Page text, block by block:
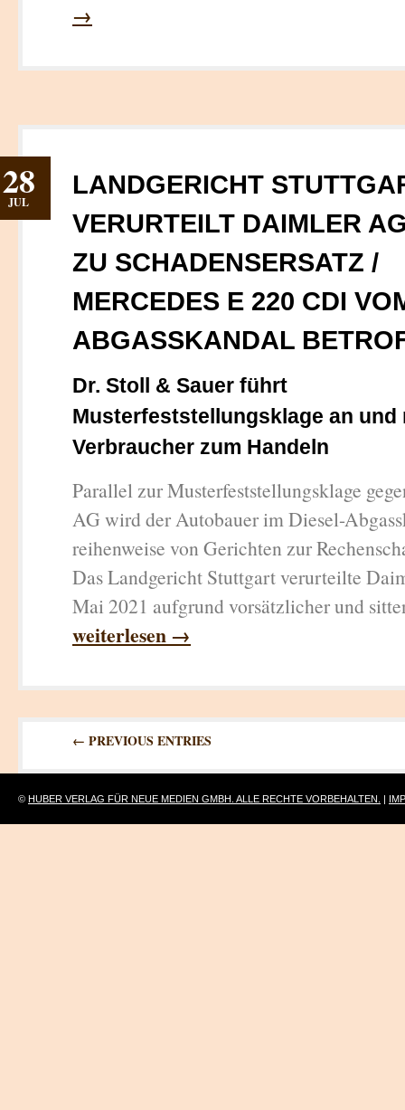
→
LANDGERICHT
VERURTEILT DAIMLER
ZU SCHADENSERSATZ /
MERCEDES E 220 CDI
ABGASSKANDAL
28
JUL
Dr. Stoll & Sauer führt
Musterfeststellungsklage an und
Verbraucher zum Handeln
Parallel zur Musterfeststellungsklage
AG wird der Autobauer im Diesel-
reihenweise von Gerichten zur
Das Landgericht Stuttgart verurteilte
Mai 2021 aufgrund vorsätzlicher und
weiterlesen →
← PREVIOUS ENTRIES
© HUBER VERLAG FÜR NEUE MEDIEN GMBH. ALLE RECHTE VORBEHALTEN. |